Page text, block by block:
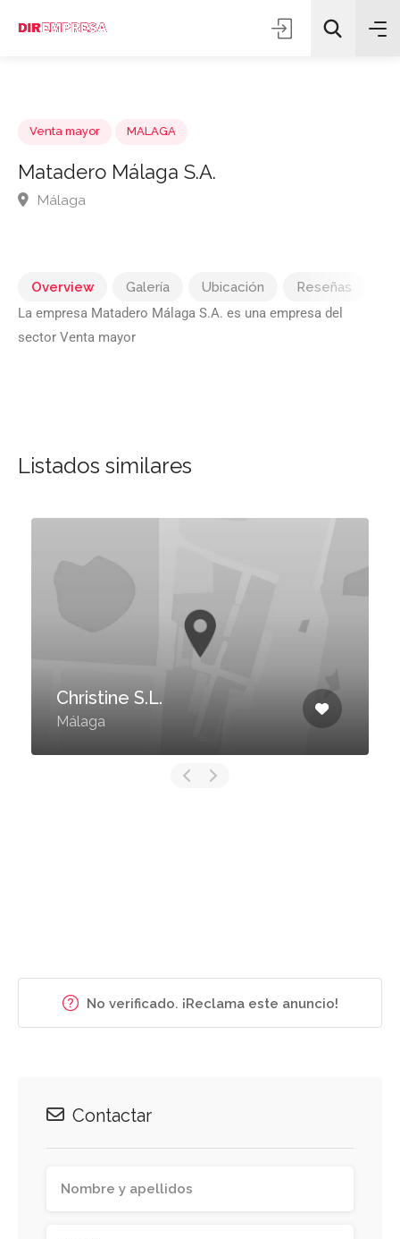
Venta mayor
Matadero Málaga S.A.
Overview Galería Ubicación
Reseñas
La empresa Matadero Málaga S.A. es una empresa del
sector Venta mayor
Listados similares
Christine S.L.
Málaga
No verificado. ¡Reclama este anuncio!
Contactar